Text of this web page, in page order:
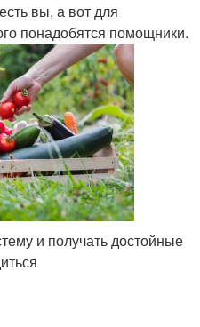
вы, а вот для
понадобятся помощники.
и получать достойные